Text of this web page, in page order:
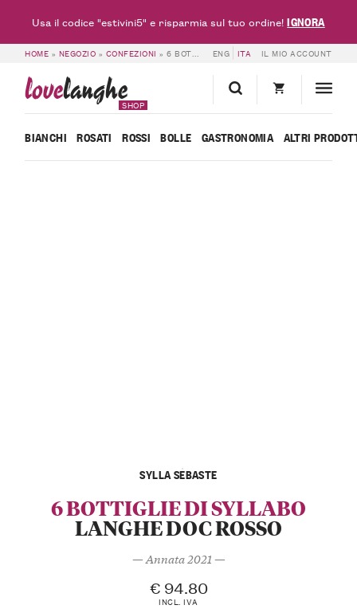
HOME » NEGOZIO » CONFEZIONI »6 BOTTIGLIE DI LANGHE ROSSO DOC SYLLABO 2021 – RED FRIDAY – SYLLA SEBASTE ENG ITA IL MIO ACCOUNT
lovelanghe
SHOP
BIANCHI ROSATI ROSSI BOLLE GASTRONOMIA ALTRI
SYLLA SEBASTE
6 BOTTIGLIE DI SYLLABO
LANGHE DOC ROSSO
— Annata 2021 —
€ 94.80
INCL. IVA
Usa il codice "estivini5" e risparmia sul tuo ordine!IGNORA